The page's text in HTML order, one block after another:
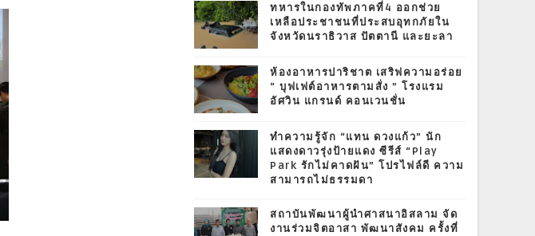
ทหารในกองทัพภาคที่4 ออกช่วย
เหลือประชาชนที่ประสบอุทกภัยใน
จังหวัดนราธิวาส ปัตตานี และยะลา
ห้องอาหารปาริชาต เสริฟความอร่อย
“ บุฟเฟต์อาหารตามสั่ง ” โรงแรม
อัศวิน แกรนด์ คอนเวนชั่น
ทำความรู้จัก “แทน ดวงแก้ว” นัก
แสดงดาวรุ่งป้ายแดง ซีรีส์ “Play
Park รักไม่คาดฝัน” โปรไฟล์ดี ความ
สามารถไม่ธรรมดา
สถาบันพัฒนาผู้นำศาสนาอิสลาม จัด
งานร่วมจิตอาสา พัฒนาสังคม ครั้งที่